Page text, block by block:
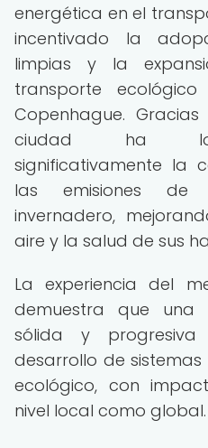
energética en el
incentivado la
limpias y la
transporte
Copenhague.
ciudad ha
significativamente la
las emisiones
invernadero,
aire y la salud de sus
La experiencia del
demuestra que una
sólida y
desarrollo de
ecológico, con
nivel local como global.